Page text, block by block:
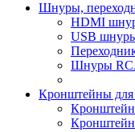
Шнуры,
HDMI
USB
Шнуры
Кронштейны